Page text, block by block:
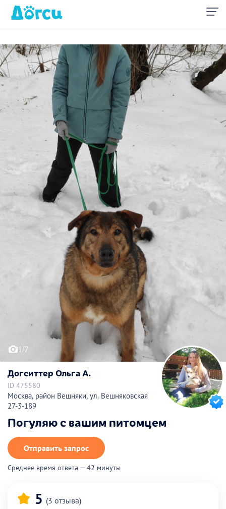
1/7
Догситтер Ольга А.
ID 475580
Москва, район Вешняки, ул. Вешняковская
27-3-189
Погуляю с вашим питомцем
Отправить запрос
Среднее время ответа — 42 минуты
5 (3 отзыва)